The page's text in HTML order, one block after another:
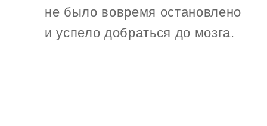
не было вовремя остановлено
и успело добраться до мозга.